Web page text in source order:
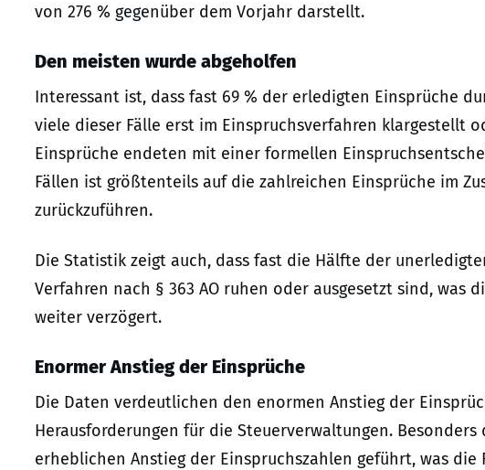
von 276 % gegenüber dem Vorjahr darstellt.
Den meisten wurde abgeholfen
Interessant ist, dass fast 69 % der erledigten Einsprüche
viele dieser Fälle erst im Einspruchsverfahren klargestellt
Einsprüche endeten mit einer formellen
Fällen ist größtenteils auf die zahlreichen Einsprüche im
zurückzuführen.
Die Statistik zeigt auch, dass fast die Hälfte der
Verfahren nach § 363 AO ruhen oder ausgesetzt sind, was
weiter verzögert.
Enormer Anstieg der Einsprüche
Die Daten verdeutlichen den enormen Anstieg der
Herausforderungen für die Steuerverwaltungen.
erheblichen Anstieg der Einspruchszahlen geführt, was